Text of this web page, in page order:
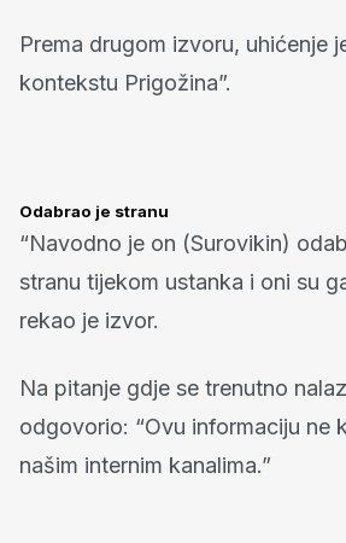
Prema drugom izvoru, uhićenje
kontekstu Prigožina”.
Odabrao je stranu
“Navodno je on (Surovikin)
stranu tijekom ustanka i oni su
rekao je izvor.
Na pitanje gdje se trenutno
odgovorio: “Ovu informaciju ne
našim internim kanalima.”